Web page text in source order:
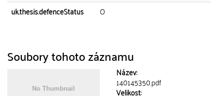
uk.thesis.defenceStatus
O
Soubory tohoto záznamu
Název:
140145350.pdf
Velikost: